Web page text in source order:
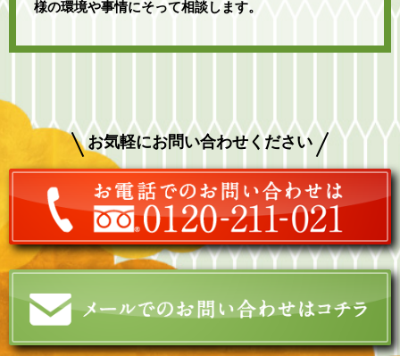
様の環境や事情にそって相談します。
お気軽にお問い合わせください